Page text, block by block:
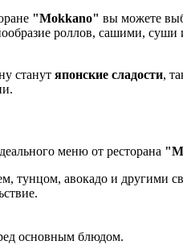
"Mokkano" вы можете
роллов, сашими, суши
станут японские сладости,
меню от ресторана
тунцом, авокадо и другими
основным блюдом.